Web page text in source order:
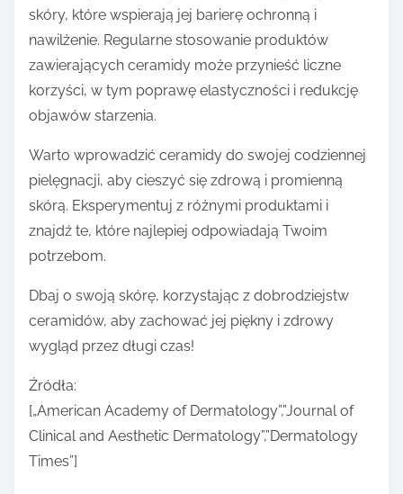
skóry, które wspierają jej barierę ochronną i
nawilżenie. Regularne stosowanie produktów
zawierających ceramidy może przynieść liczne
korzyści, w tym poprawę elastyczności i redukcję
objawów starzenia.
Warto wprowadzić ceramidy do swojej codziennej
pielęgnacji, aby cieszyć się zdrową i promienną
skórą. Eksperymentuj z różnymi produktami i
znajdź te, które najlepiej odpowiadają Twoim
potrzebom.
Dbaj o swoją skórę, korzystając z dobrodziejstw
ceramidów, aby zachować jej piękny i zdrowy
wygląd przez długi czas!
Źródła:
[„American Academy of Dermatology”,”Journal of
Clinical and Aesthetic Dermatology”,”Dermatology
Times”]